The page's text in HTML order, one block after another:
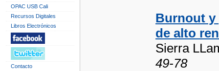
OPAC USB Cali
Recursos Digitales
Libros Electrónicos
Contacto
Burnout y
de alto
Sierra
49-78